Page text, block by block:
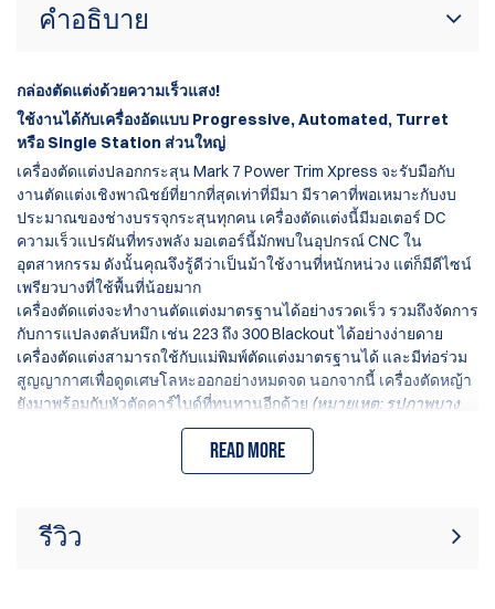
คำอธิบาย
กล่องตัดแต่งด้วยความเร็วแสง!
ใช้งานได้กับเครื่องอัดแบบ Progressive, Automated, Turret
หรือ Single Station ส่วนใหญ่
เครื่องตัดแต่งปลอกกระสุน Mark 7 Power Trim Xpress จะรับมือกับ
งานตัดแต่งเชิงพาณิชย์ที่ยากที่สุดเท่าที่มีมา มีราคาที่พอเหมาะกับงบ
ประมาณของช่างบรรจุกระสุนทุกคน เครื่องตัดแต่งนี้มีมอเตอร์ DC
ความเร็วแปรผันที่ทรงพลัง มอเตอร์นี้มักพบในอุปกรณ์ CNC ใน
อุตสาหกรรม ดังนั้นคุณจึงรู้ดีว่าเป็นม้าใช้งานที่หนักหน่วง แต่ก็มีดีไซน์
เพรียวบางที่ใช้พื้นที่น้อยมาก
เครื่องตัดแต่งจะทำงานตัดแต่งมาตรฐานได้อย่างรวดเร็ว รวมถึงจัดการ
กับการแปลงตลับหมึก เช่น 223 ถึง 300 Blackout ได้อย่างง่ายดาย
เครื่องตัดแต่งสามารถใช้กับแม่พิมพ์ตัดแต่งมาตรฐานได้ และมีท่อร่วม
สูญญากาศเพื่อดูดเศษโลหะออกอย่างหมดจด นอกจากนี้ เครื่องตัดหญ้า
ยังมาพร้อมกับหัวตัดคาร์ไบด์ที่ทนทานอีกด้วย (หมายเหตุ: รูปภาพบาง
ภาพแสดงรายการเพิ่มเติมที่ไม่ได้มาพร้อมกับผลิตภัณฑ์ สินค้าประกอบ
ด้วย: เครื่องตัดหญ้า ท่อร่วมสุญญากาศ มอเตอร์ สายไฟ และฮาร์ดแวร์
Read more
รีวิว